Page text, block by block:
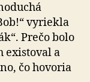
vyriekla
Prečo bolo
existoval a
čo hovoria